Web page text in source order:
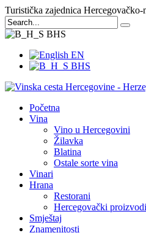
Turistička zajednica
BHS
EN
BHS
Početna
Vina
Vino u Hercegovini
Žilavka
Blatina
Ostale sorte vina
Vinari
Hrana
Restorani
Hercegovački proizvodi
Smještaj
Znamenitosti